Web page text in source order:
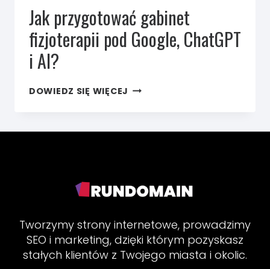
Jak przygotować gabinet
fizjoterapii pod Google, ChatGPT
i AI?
DOWIEDZ SIĘ WIĘCEJ JAK
POD GOOGLE,
Tworzymy strony internetowe, prowadzimy
SEO i marketing, dzięki którym pozyskasz
stałych klientów z Twojego miasta i okolic.